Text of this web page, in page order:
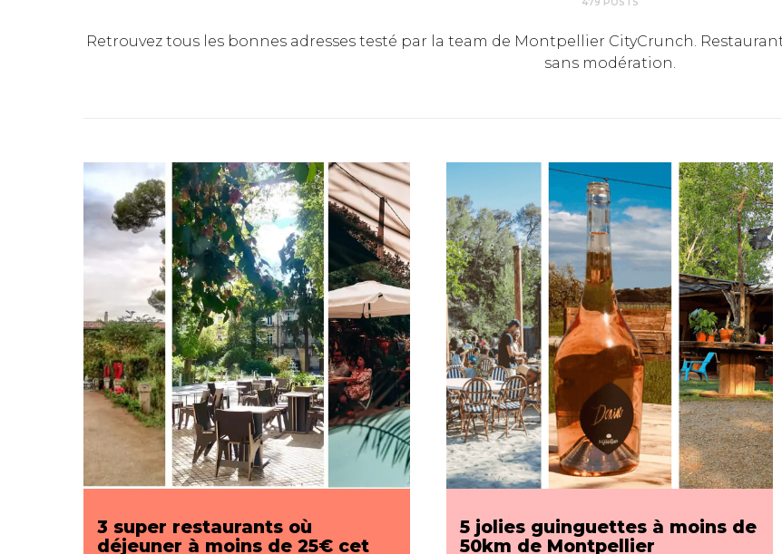
Retrouvez tous les bonnes adresses testé par la team de Montpellier CityCrunch.
sans modération.
3 super restaurants où
déjeuner à moins de 25€ cet
5 jolies guinguettes à moins de
50km de Montpellier